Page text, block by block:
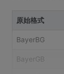
原始格式
BayerBG
BayerGB